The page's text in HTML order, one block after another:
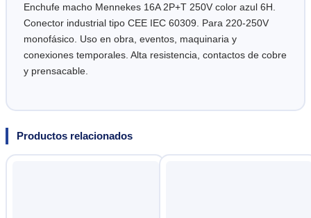
Enchufe macho Mennekes 16A 2P+T 250V color azul 6H.
Conector industrial tipo CEE IEC 60309. Para 220-250V
monofásico. Uso en obra, eventos, maquinaria y
conexiones temporales. Alta resistencia, contactos de cobre
y prensacable.
Productos relacionados